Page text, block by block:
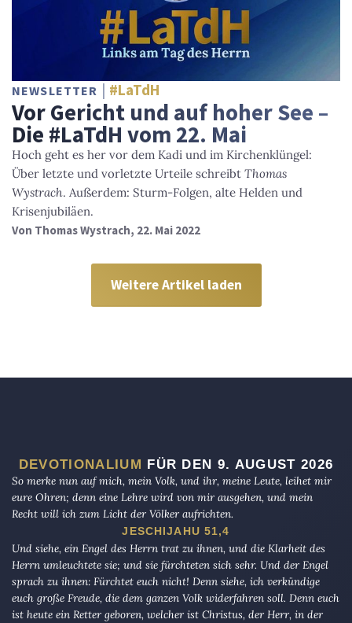
NEWSLETTER #LaTdH
Vor Gericht und auf hoher See –
Die #LaTdH vom 22. Mai
Hoch geht es her vor dem Kadi und im Kirchenklüngel:
Über letzte und vorletzte Urteile schreibt Thomas
Wystrach. Außerdem: Sturm-Folgen, alte Helden und
Krisenjubiläen.
Von Thomas Wystrach, 22. Mai 2022
Weitere Artikel laden
DEVOTIONALIUM FÜR DEN 9. AUGUST 2026
So merke nun auf mich, mein Volk, und ihr, meine Leute, leihet mir
eure Ohren; denn eine Lehre wird von mir ausgehen, und mein
Recht will ich zum Licht der Völker aufrichten.
JESCHIJAHU 51,4
Und siehe, ein Engel des Herrn trat zu ihnen, und die Klarheit des
Herrn umleuchtete sie; und sie fürchteten sich sehr. Und der Engel
sprach zu ihnen: Fürchtet euch nicht! Denn siehe, ich verkündige
euch große Freude, die dem ganzen Volk widerfahren soll. Denn euch
ist heute ein Retter geboren, welcher ist Christus, der Herr, in der